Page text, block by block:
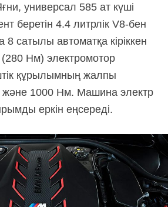
универсал 585 ат күші
беретін 4.4 литрлік V8-бен
8 сатылы автоматқа кіріккен
(280 Нм) электромотор
құрылымның жалпы
1000 Нм. Машина электр
еркін еңсереді.